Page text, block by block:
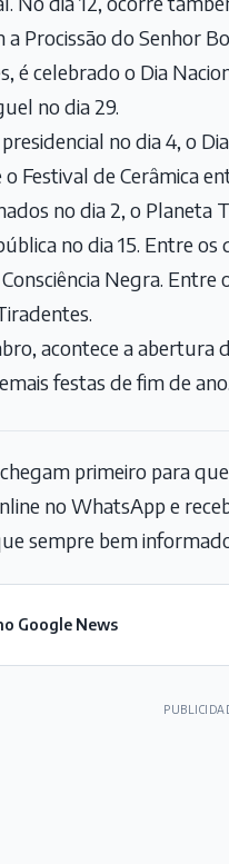
Procissão do Senhor
é celebrado o Dia
no dia 29.
no dia 4, o
o Festival de Cerâmica
no dia 2, o Planeta
no dia 15. Entre
Negra.
acontece a
festas de fim de ano.
primeiro para
no WhatsApp e
sempre bem
Google News